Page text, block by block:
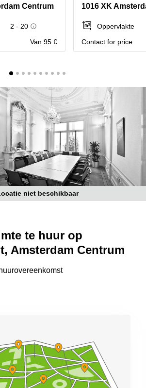
Centrum
2 - 20
Van 95 €
1016 XK
Oppervlakte
Contact for price
niet beschikbaar
te huur op
Amsterdam Centrum